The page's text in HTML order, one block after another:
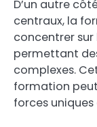
D’un autre
centraux, la
concentrer
permettant
complexes.
formation
forces uniques